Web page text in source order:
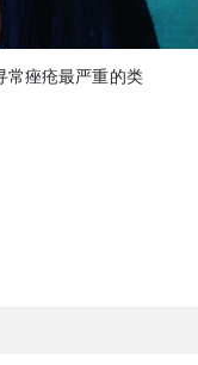
常痤疮最严重的类